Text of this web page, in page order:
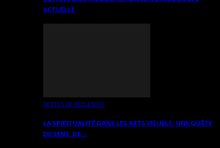
ACTUELLE
TEXTES DE RÉFLEXION
LA SPIRITUALITÉ DANS LES ARTS VISUELS: UNE QUÊTE
DE SENS, DE…